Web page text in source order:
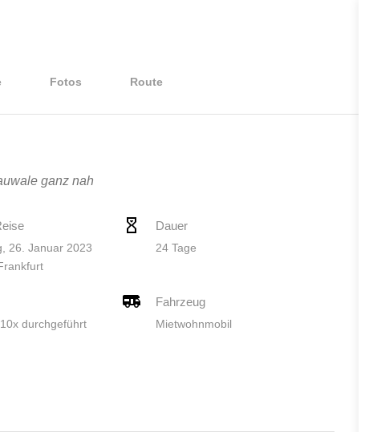
Fotos Route
ganz nah
26. Januar 2023
Dauer
24 Tage
durchgeführt
Fahrzeug
Mietwohnmobil